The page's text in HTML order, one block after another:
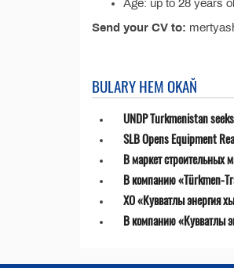
Age: up to 28 years
Send your CV to:
BULARY HEM OKAŇ
UNDP Turkmenistan
SLB Opens Equipment
В маркет строительных
В компанию «Türkmen-
ХО «Кувватлы энергия
В компанию «Кувватлы